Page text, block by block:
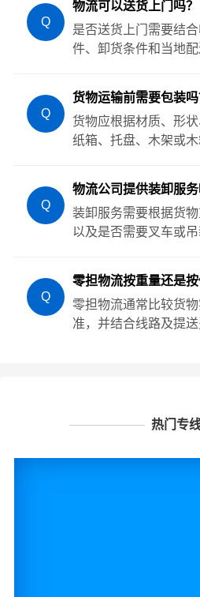
Q
物流可以送货上门吗？
是否送货上门需要结
件、卸货条件和当地配
Q
货物运输前需要包装吗
货物应根据材质、形
纸箱、托盘、木架或木
Q
物流公司提供装卸服务
装卸服务需要根据货
以及是否需要叉车或吊
Q
零担物流按重量还是按
零担物流通常比较货
准，并结合线路及提送
热门专